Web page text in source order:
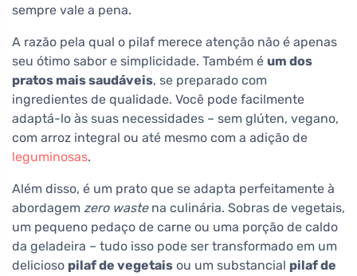
sempre vale a pena.
A razão pela qual o pilaf merece atenção não é apenas
seu ótimo sabor e simplicidade. Também é um dos
pratos mais saudáveis, se preparado com
ingredientes de qualidade. Você pode facilmente
adaptá-lo às suas necessidades – sem glúten, vegano,
com arroz integral ou até mesmo com a adição de
leguminosas.
Além disso, é um prato que se adapta perfeitamente à
abordagem zero wastena culinária. Sobras de vegetais,
um pequeno pedaço de carne ou uma porção de caldo
da geladeira – tudo isso pode ser transformado em um
delicioso pilaf de vegetais ou um substancial pilaf de